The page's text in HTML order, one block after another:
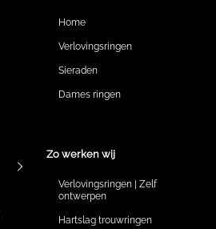
Home
Verlovingsringen
Sieraden
Dames ringen
Zo werken wij
Verlovingsringen | Zelf
ontwerpen
Hartslag trouwringen